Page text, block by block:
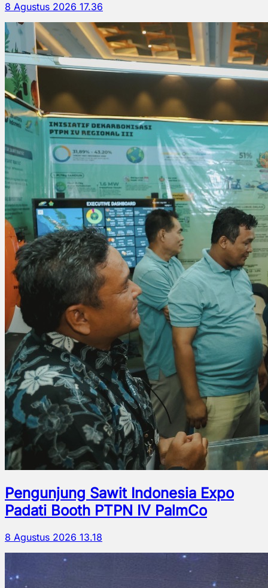
8 Agustus 2026 17.36
Pengunjung Sawit Indonesia Expo
Padati Booth PTPN IV PalmCo
8 Agustus 2026 13.18